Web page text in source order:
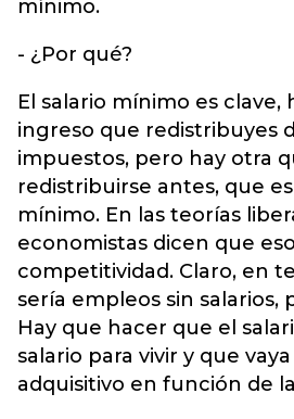
mínimo.
- ¿Por qué?
El salario mínimo es clave,
ingreso que redistribuyes
impuestos, pero hay otra
redistribuirse antes, que
mínimo. En las teorías
economistas dicen que
competitividad. Claro, en
sería empleos sin salarios,
Hay que hacer que el
salario para vivir y que
adquisitivo en función de